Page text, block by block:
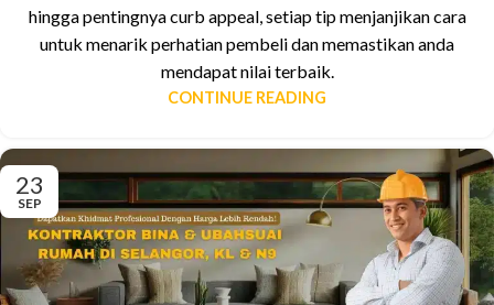
hingga pentingnya curb appeal, setiap tip menjanjikan cara
untuk menarik perhatian pembeli dan memastikan anda
mendapat nilai terbaik.
CONTINUE READING
23
SEP